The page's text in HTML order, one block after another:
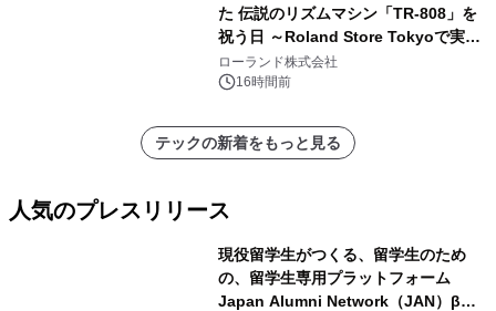
た 伝説のリズムマシン「TR-808」を
祝う日 ～Roland Store Tokyoで実機
を展示しての 記念キャンペーンを開
催 英国ラジオ「NTS」の 特別プログ
アーティストを フィーチャーしたアニ
メーションを公開～
ローランド株式会社
16時間前
テックの新着をもっと見る
人気のプレスリリース
現役留学生がつくる、留学生のため
の、留学生専用プラットフォーム
Japan Alumni Network（JAN）β版